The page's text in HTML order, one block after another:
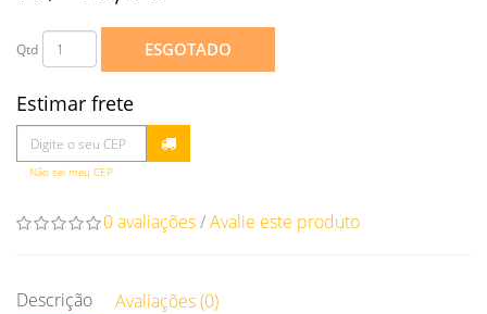
Qtd ESGOTADO
Estimar frete
Não sei meu CEP
0 avaliações/Avalie este produto
Descrição Avaliações (0)